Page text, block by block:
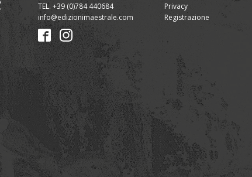
TEL. +39 (0)784 440684
info@edizionimaestrale.com
Privacy
Registrazione